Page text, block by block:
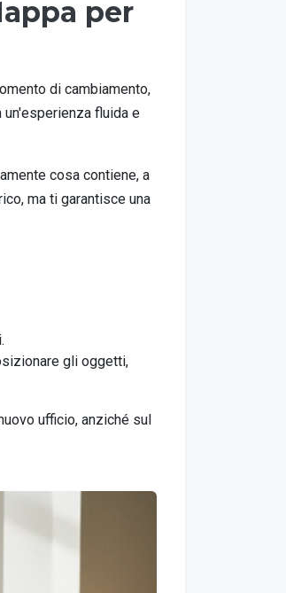
per
di cambiamento,
fluida e
cosa contiene, a
ma ti garantisce una
gli oggetti,
ufficio, anziché sul